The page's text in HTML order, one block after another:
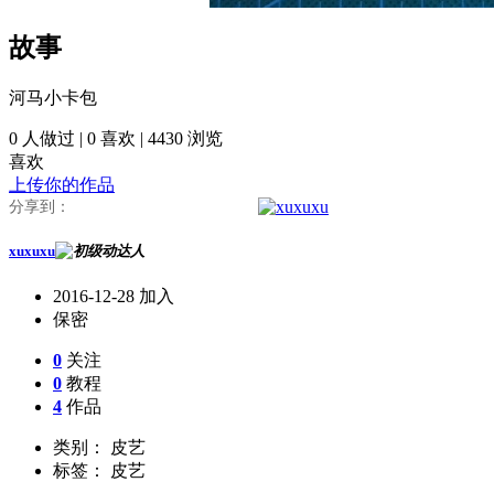
故事
河马小卡包
0 人做过 | 0 喜欢 | 4430 浏览
喜欢
上传你的作品
分享到：
xuxuxu
2016-12-28 加入
保密
0 关注
0 教程
4 作品
类别： 皮艺
标签： 皮艺